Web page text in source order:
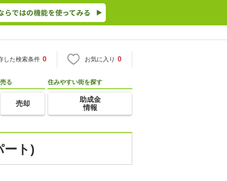
した検索条件 0 お気に入り 0
売る
売却
住みやすい街を探す
助成金
情報
ート)